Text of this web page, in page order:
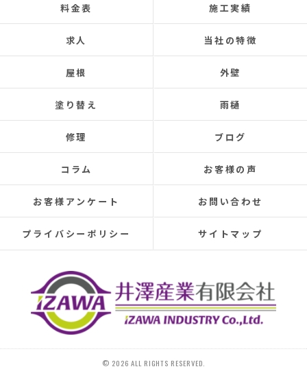
この度は本当にありがとうございました。
今後ともよろしくお願いします！ (Translated by
Google) My 50-year-old house has been plagued by roof
leaks for about 20 years.
Three times so far, the ceiling has leaked, and although
the leaks were repaired each time, the problem was
never completely fixed.
Even after repairs, the dripping sound would reappear
elsewhere, making rainy days incredibly depressing.
This time, I was determined to have the cause identified
and repaired, so I searched online reviews daily and
finally found Izawa Sangyo.
From the initial estimate, it was completely different
They conducted a thorough leak investigation
and inspecting the attic from the second-floor closet,
and were able to pinpoint the leak location.
They discovered that the roof tiles were significantly
deteriorated, with cracks in several places and even a
hole in one spot.
料金表 施工実績
求人 当社の特徴
屋根 外壁
塗り替え 雨樋
修理 ブログ
コラム お客様の声
お客様アンケート お問い合わせ
プライバシーポリシー サイトマップ
© 2026 ALL RIGHTS RESERVED.